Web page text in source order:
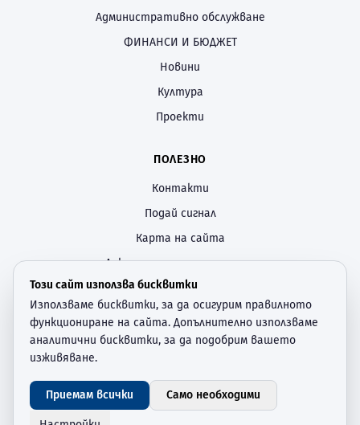
Административно обслужване
ФИНАНСИ И БЮДЖЕТ
Новини
Култура
Проекти
ПОЛЕЗНО
Контакти
Подай сигнал
Карта на сайта
Декларация за достъпност
Политика за поверителност
Настройки за бисквитки
СЛЕДВАЙТЕ НИ
© 2026 Община Суворово
Този сайт използва бисквитки
Използваме бисквитки, за да осигурим правилното
функциониране на сайта. Допълнително използваме
аналитични бисквитки, за да подобрим вашето
изживяване.
Приемам всички Само необходими